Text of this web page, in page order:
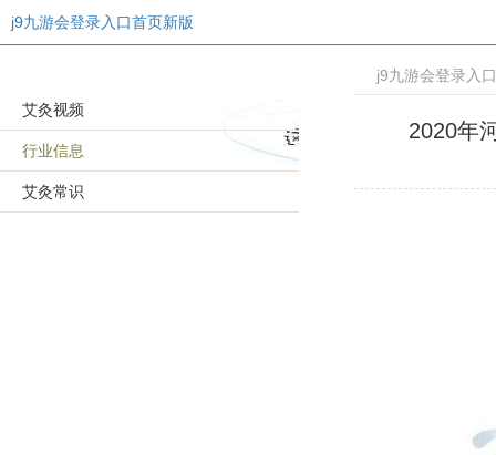
j9九游会登录入口首页新版
艾灸视频
行业信息
艾灸常识
j9九游会登录入
2020年